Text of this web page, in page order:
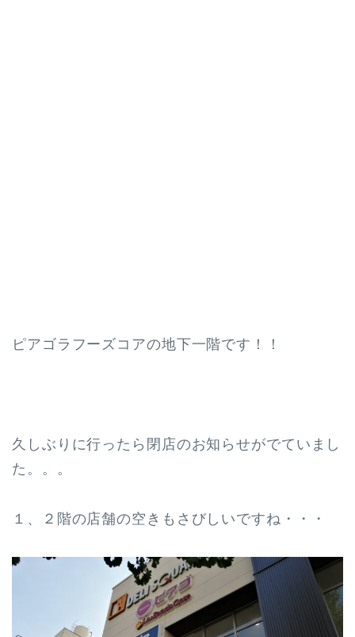
ピアゴラフーズコアの地下一階です！！
久しぶりに行ったら閉店のお知らせがでていまし
た。。。
１、２階の店舗の空きもさびしいですね・・・